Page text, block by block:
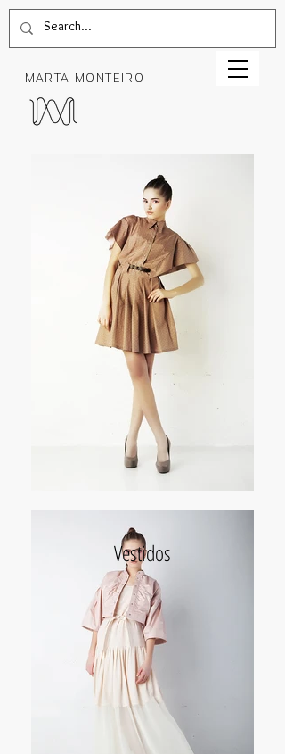
MARTA MONTEIRO
Vestidos